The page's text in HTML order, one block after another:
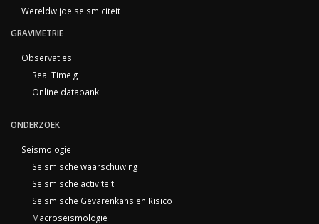
Wereldwijde seismiciteit
GRAVIMETRIE
Observaties
Real Time g
Online databank
ONDERZOEK
Seismologie
Seismische waarschuwing
Seismische activiteit
Seismische Gevarenkans en Risico
Macroseismologie